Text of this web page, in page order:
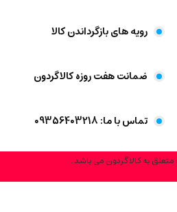
رویه های بازگرداندن کالا
ضمانت هفت روزه کالاگردون
تماس با ما: 09356403218
به کالاگردون می باشد .